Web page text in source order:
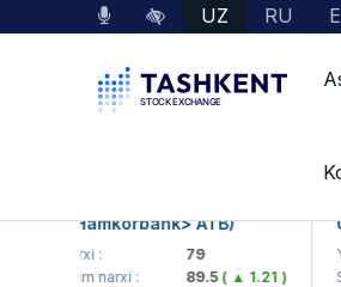
UZ RU
(<Hamkorbank> ATB)
narxi :
79
bitim narxi :
89.5( ▲ 1.21 )